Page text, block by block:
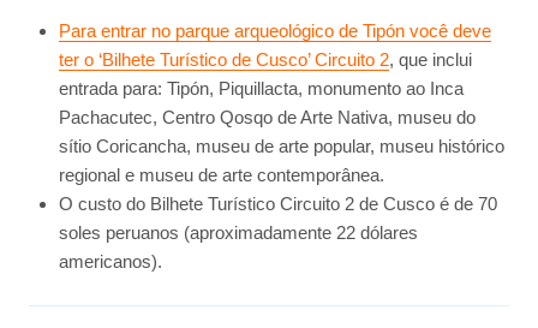
Para entrar no parque arqueológico de Tipón você deve
ter o ‘Bilhete Turístico de Cusco’ Circuito 2, que inclui
entrada para: Tipón, Piquillacta, monumento ao Inca
Pachacutec, Centro Qosqo de Arte Nativa, museu do
sítio Coricancha, museu de arte popular, museu histórico
regional e museu de arte contemporânea.
O custo do Bilhete Turístico Circuito 2 de Cusco é de 70
soles peruanos (aproximadamente 22 dólares
americanos).